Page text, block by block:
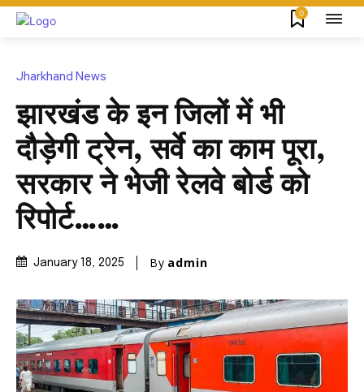
0
Jharkhand News
झारखंड के इन जिलों में भी
दौड़ेगी ट्रेन, सर्वे का काम पूरा,
सरकार ने भेजी रेलवे बोर्ड को
रिपोर्ट……
January 18, 2025 By admin